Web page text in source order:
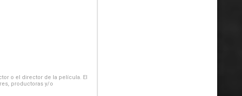
o el director de la película. El
productoras y/o